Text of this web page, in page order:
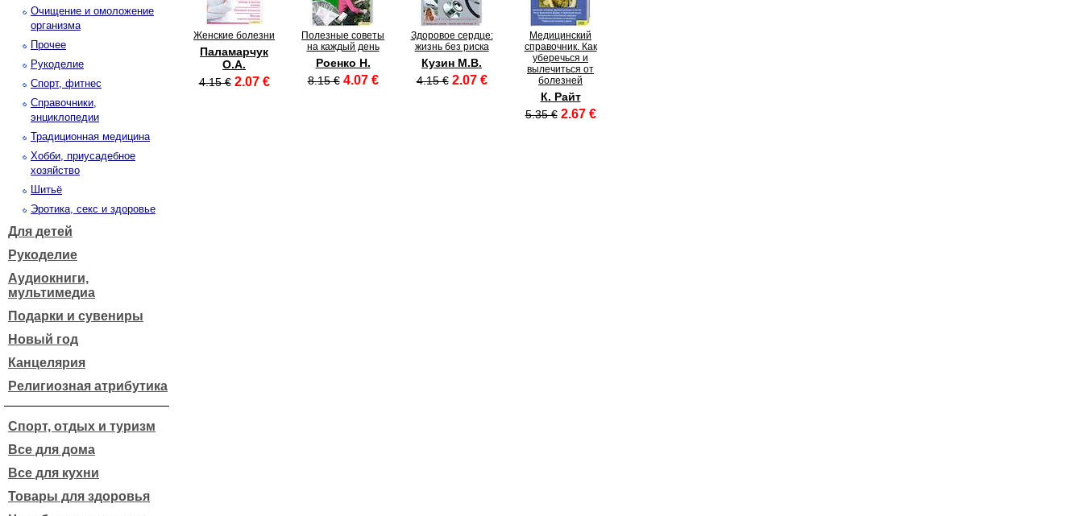
Очищение и омоложение
организма
Прочее
Рукоделие
Спорт, фитнес
Справочники,
энциклопедии
Традиционная медицина
Хобби, приусадебное
хозяйство
Шитьё
Эротика, секс и здоровье
Для детей
Рукоделие
Аудиокниги,
мультимедиа
Подарки и сувениры
Новый год
Канцелярия
Религиозная атрибутика
Спорт, отдых и туризм
Все для дома
Все для кухни
Товары для здоровья
Женские болезни
Паламарчук
О.А.
4.15 € 2.07 €
Полезные советы
на каждый день
Роенко Н.
8.15 € 4.07 €
Здоровое сердце:
жизнь без риска
Кузин М.В.
4.15 € 2.07 €
Медицинский
справочник. Как
уберечься и
вылечиться от
болезней
К. Райт
5.35 € 2.67 €